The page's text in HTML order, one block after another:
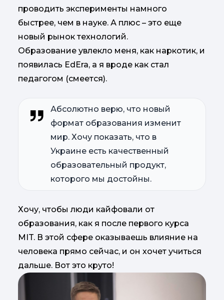
проводить эксперименты намного
быстрее, чем в науке. А плюс – это еще
новый рынок технологий.
Образование увлекло меня, как наркотик, и
появилась EdEra, а я вроде как стал
педагогом (смеется).
Абсолютно верю, что новый
формат образования изменит
мир. Хочу показать, что в
Украине есть качественный
образовательный продукт,
которого мы достойны.
Хочу, чтобы люди кайфовали от
образования, как я после первого курса
MIT. В этой сфере оказываешь влияние на
человека прямо сейчас, и он хочет учиться
дальше. Вот это круто!